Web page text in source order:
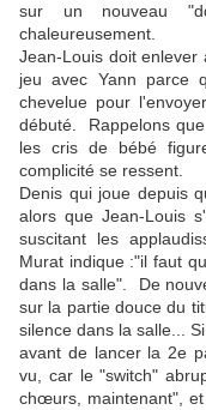
sur un nouveau
chaleureusement.
Jean-Louis doit
jeu avec Yann parce
chevelue pour
débuté. Rappelons
les cris de bébé
complicité se ressent.
Denis qui joue depuis
alors que Jean-Louis
suscitant les
Murat indique :"il faut
dans la salle". De
sur la partie douce du
silence dans la salle...
avant de lancer la 2e
vu, car le "switch"
chœurs, maintenant",